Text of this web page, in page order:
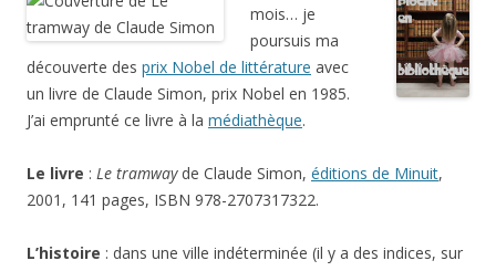
mois… je
poursuis ma
découverte des prix Nobel de littérature avec
un livre de Claude Simon, prix Nobel en 1985.
J’ai emprunté ce livre à la médiathèque.
Le livre : Le tramwayde Claude Simon, éditions de Minuit,
2001, 141 pages, ISBN 978-2707317322.
L’histoire : dans une ville indéterminée (il y a des indices, sur